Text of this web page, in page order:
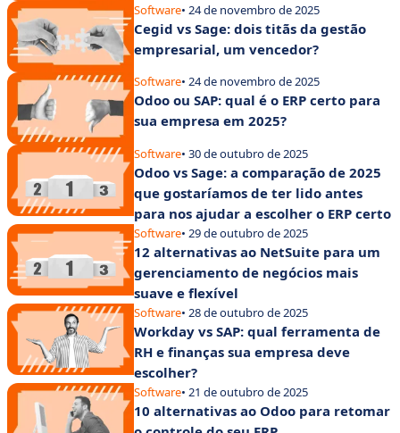
Software• 24 de novembro de 2025
Cegid vs Sage: dois titãs da gestão
empresarial, um vencedor?
Software• 24 de novembro de 2025
Odoo ou SAP: qual é o ERP certo para
sua empresa em 2025?
Software• 30 de outubro de 2025
Odoo vs Sage: a comparação de 2025
que gostaríamos de ter lido antes
para nos ajudar a escolher o ERP certo
Software• 29 de outubro de 2025
12 alternativas ao NetSuite para um
gerenciamento de negócios mais
suave e flexível
Software• 28 de outubro de 2025
Workday vs SAP: qual ferramenta de
RH e finanças sua empresa deve
escolher?
Software• 21 de outubro de 2025
10 alternativas ao Odoo para retomar